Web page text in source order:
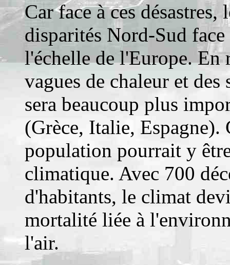
Car face à ces
disparités Nord-Sud
l'échelle de l'Europe. En
vagues de chaleur et
sera beaucoup plus
(Grèce, Italie, Espagne).
population pourrait y
climatique. Avec 700
d'habitants, le climat
mortalité liée à
l'air.